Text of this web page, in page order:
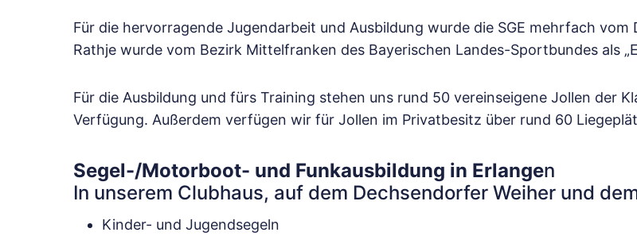
Für die hervorragende Jugendarbeit und Ausbildung wurde die SGE mehrfach
Rathje wurde vom Bezirk Mittelfranken des Bayerischen Landes-Sportbundes als
Für die Ausbildung und fürs Training stehen uns rund 50 vereinseigene Jollen der
Verfügung. Außerdem verfügen wir für Jollen im Privatbesitz über rund 60
Segel-/Motorboot- und Funkausbildung in Erlangen
In unserem Clubhaus, auf dem Dechsendorfer Weiher und
Kinder- und Jugendsegeln